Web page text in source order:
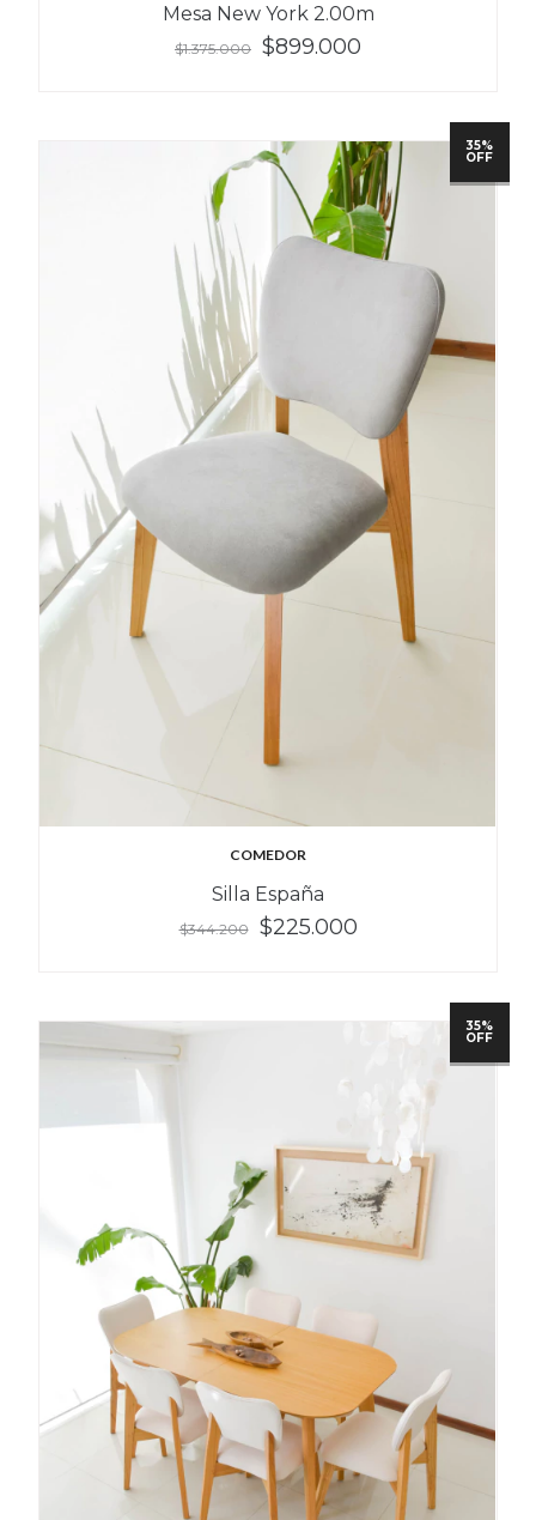
Mesa New York 2.00m
$1.375.000 $899.000
35%
OFF
COMEDOR
Silla España
$344.200 $225.000
35%
OFF